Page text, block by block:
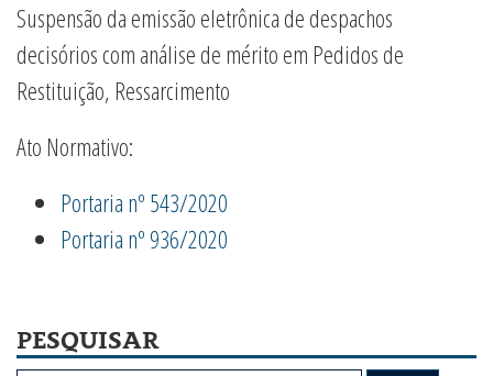
Suspensão da emissão eletrônica de despachos
decisórios com análise de mérito em Pedidos de
Restituição, Ressarcimento
Ato Normativo:
Portaria nº 543/2020
Portaria nº 936/2020
PESQUISAR